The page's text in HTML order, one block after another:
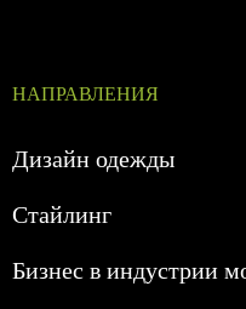
НАПРАВЛЕНИЯ
Дизайн одежды
Стайлинг
Бизнес в индустрии